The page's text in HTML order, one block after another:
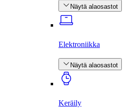
Näytä alaosastot
Elektroniikka
Näytä alaosastot
Keräily